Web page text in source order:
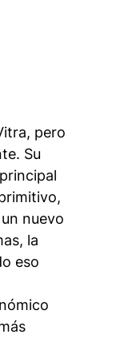
pero
Su
nuevo
la
eso